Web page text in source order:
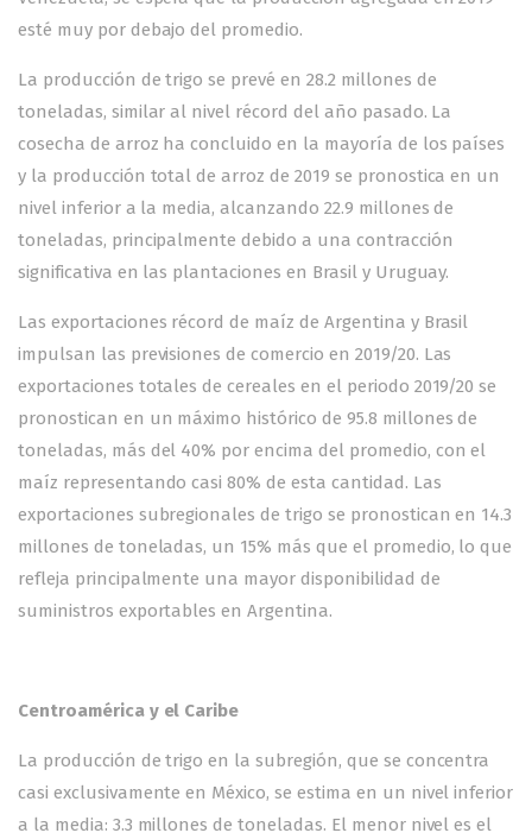
esté muy por debajo del promedio.
La producción de trigo se prevé en 28.2 millones de
toneladas, similar al nivel récord del año pasado. La
cosecha de arroz ha concluido en la mayoría de los países
y la producción total de arroz de 2019 se pronostica en un
nivel inferior a la media, alcanzando 22.9 millones de
toneladas, principalmente debido a una contracción
significativa en las plantaciones en Brasil y Uruguay.
Las exportaciones récord de maíz de Argentina y Brasil
impulsan las previsiones de comercio en 2019/20. Las
exportaciones totales de cereales en el periodo 2019/20 se
pronostican en un máximo histórico de 95.8 millones de
toneladas, más del 40% por encima del promedio, con el
maíz representando casi 80% de esta cantidad. Las
exportaciones subregionales de trigo se pronostican en 14.3
millones de toneladas, un 15% más que el promedio, lo que
refleja principalmente una mayor disponibilidad de
suministros exportables en Argentina.
Centroamérica y el Caribe
La producción de trigo en la subregión, que se concentra
casi exclusivamente en México, se estima en un nivel inferior
a la media: 3.3 millones de toneladas. El menor nivel es el